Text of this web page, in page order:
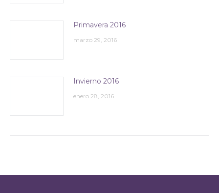
Primavera 2016
marzo 29, 2016
Invierno 2016
enero 28, 2016